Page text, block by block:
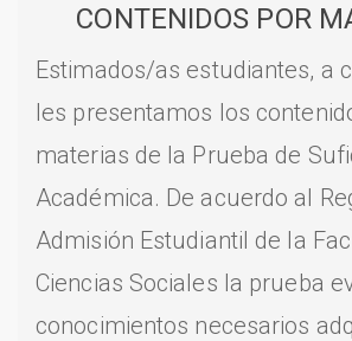
CONTENIDOS POR
Estimados/as estudiantes, a
les presentamos los
materias de la Prueba de
Académica. De acuerdo al
Admisión Estudiantil de la
Ciencias Sociales la prueba
conocimientos necesarios